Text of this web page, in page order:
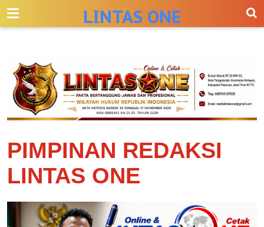
--> LINTAS ONE
PIMPINAN REDAKSI
LINTAS ONE